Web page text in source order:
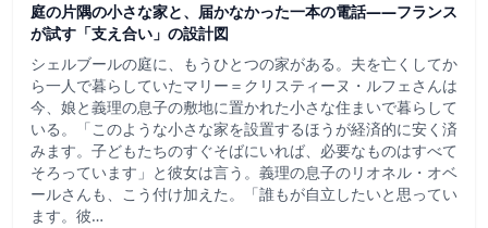
庭の片隅の小さな家と、届かなかった一本の電話——フランス
が試す「支え合い」の設計図
シェルブールの庭に、もうひとつの家がある。夫を亡くしてか
ら一人で暮らしていたマリー＝クリスティーヌ・ルフェさんは
今、娘と義理の息子の敷地に置かれた小さな住まいで暮らして
いる。「このような小さな家を設置するほうが経済的に安く済
みます。子どもたちのすぐそばにいれば、必要なものはすべて
そろっています」と彼女は言う。義理の息子のリオネル・オベ
ールさんも、こう付け加えた。「誰もが自立したいと思ってい
ます。彼…